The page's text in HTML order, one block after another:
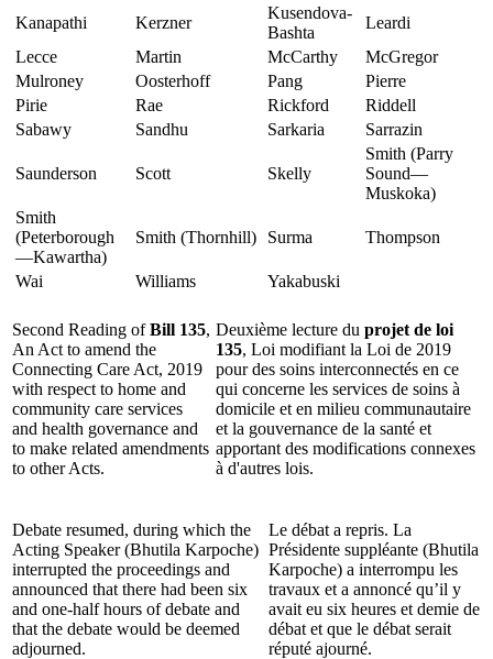
Kanapathi Kerzner
Kusendova-
Bashta
Leardi
Lecce
Martin McCarthy
McGregor
Mulroney
Oosterhoff Pang
Pierre
Pirie
Rae Rickford
Riddell
Sabawy
Sandhu Sarkaria Sarrazin
Saunderson Scott Skelly
Smith (Parry
Sound—
Muskoka)
Smith
(Peterborough
—Kawartha)
Smith (Thornhill) Surma Thompson
Wai Williams Yakabuski
Second Reading ofBill 135,
An Act to amend the
Connecting Care Act, 2019
with respect to home and
community care services
and health governance and
to make related amendments
to other Acts.
Deuxième lecture du projet de loi
135, Loi modifiant la Loi de 2019
pour des soins interconnectés en ce
qui concerne les services de soins à
domicile et en milieu communautaire
et la gouvernance de la santé et
apportant des modifications connexes
à d'autres lois.
Debate resumed, during which the
Acting Speaker (Bhutila Karpoche)
interrupted the proceedings and
announced that there had been six
and one-half hours of debate and
that the debate would be deemed
adjourned.
Le débat a repris. La
Présidente suppléante (Bhutila
Karpoche) a interrompu les
travaux et a annoncé qu’il y
avait eu six heures et demie de
débat et que le débat serait
réputé ajourné.